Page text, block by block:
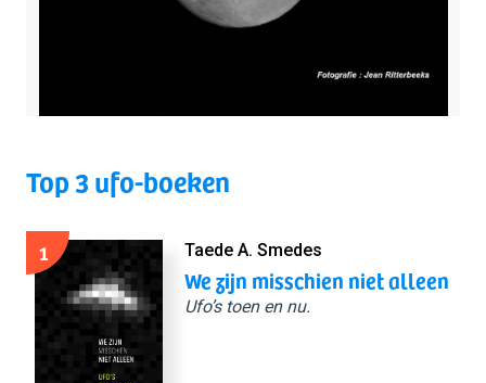
Top 3 ufo-boeken
1 Taede A. Smedes
We zijn misschien niet alleen
Ufo’s toen en nu.